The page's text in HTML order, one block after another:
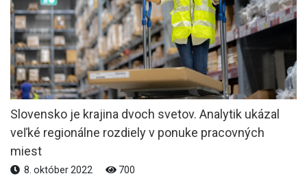
Slovensko je krajina dvoch svetov. Analytik ukázal
veľké regionálne rozdiely v ponuke pracovných
miest
8. október 2022 700